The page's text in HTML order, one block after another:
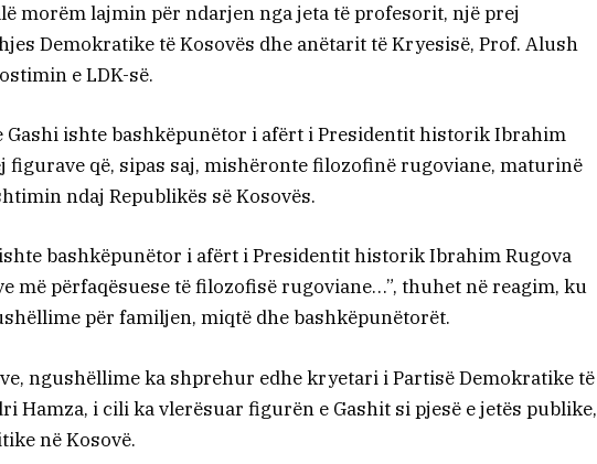
morëm lajmin për ndarjen nga jeta të profesorit, një prej
Demokratike të Kosovës dhe anëtarit të Kryesisë, Prof. Alush
e LDK-së.
Gashi ishte bashkëpunëtor i afërt i Presidentit historik Ibrahim
figurave që, sipas saj, mishëronte filozofinë rugoviane, maturinë
ndaj Republikës së Kosovës.
bashkëpunëtor i afërt i Presidentit historik Ibrahim Rugova
më përfaqësuese të filozofisë rugoviane…”, thuhet në reagim, ku
për familjen, miqtë dhe bashkëpunëtorët.
ngushëllime ka shprehur edhe kryetari i Partisë Demokratike të
Hamza, i cili ka vlerësuar figurën e Gashit si pjesë e jetës publike,
në Kosovë.